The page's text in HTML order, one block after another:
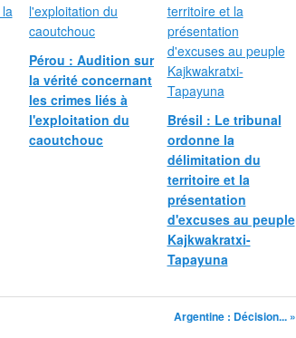
Pérou : Audition sur
la vérité concernant
les crimes liés à
l'exploitation du
caoutchouc
Brésil : Le tribunal
ordonne la
délimitation du
territoire et la
présentation
d'excuses au peuple
Kajkwakratxi-
Tapayuna
Argentine : Décision... »